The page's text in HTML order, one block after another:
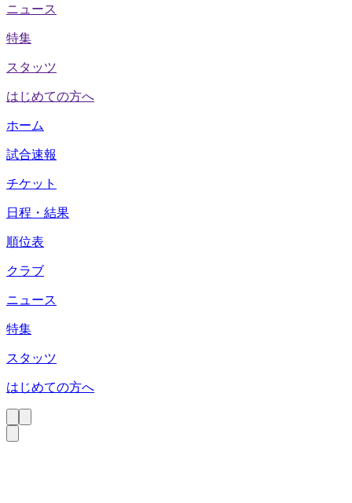
ニュース
特集
スタッツ
はじめての方へ
ホーム
試合速報
チケット
日程・結果
順位表
クラブ
ニュース
特集
スタッツ
はじめての方へ